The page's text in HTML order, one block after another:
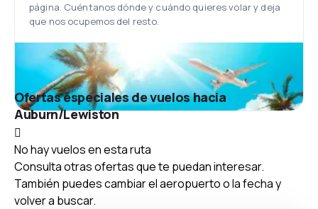
página. Cuéntanos dónde y cuándo quieres volar y deja
que nos ocupemos del resto.
Ofertas especiales de vuelos hacia
Auburn/Lewiston
No hay vuelos en esta ruta
Consulta otras ofertas que te puedan interesar.
También puedes cambiar el aeropuerto o la fecha y
volver a buscar.